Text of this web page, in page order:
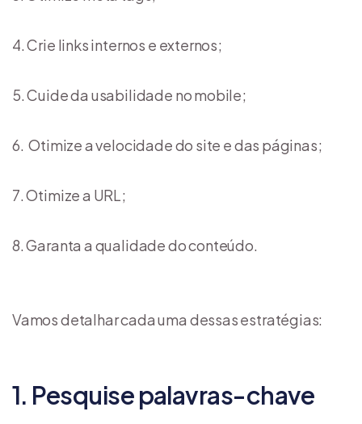
Crie links internos e externos;
Cuide da usabilidade no mobile;
Otimize a velocidade do site e das páginas;
Otimize a URL;
Garanta a qualidade do conteúdo.
Vamos detalhar cada uma dessas estratégias:
1. Pesquise palavras-chave